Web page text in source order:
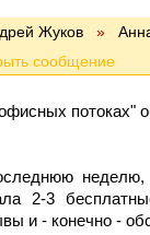
Жуков »
потоках"
неделю,
2-3
и - конечно -